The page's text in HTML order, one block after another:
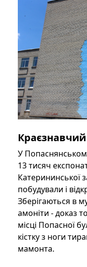
У
13 тисяч
Катерининської
побудували і
Зберігаються в
амоніти - доказ
місці Попасної
кістку з ноги
мамонта.